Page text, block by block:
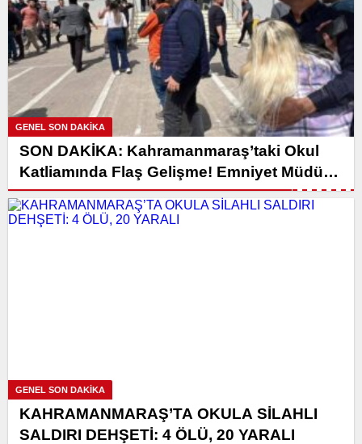
GENEL SON DAKİKA
SON DAKİKA: Kahramanmaraş’taki Okul
Katliamında Flaş Gelişme! Emniyet Müdürü
Baba Gözaltına Alınıyor
GENEL SON DAKİKA
KAHRAMANMARAŞ’TA OKULA SİLAHLI
SALDIRI DEHŞETİ: 4 ÖLÜ, 20 YARALI